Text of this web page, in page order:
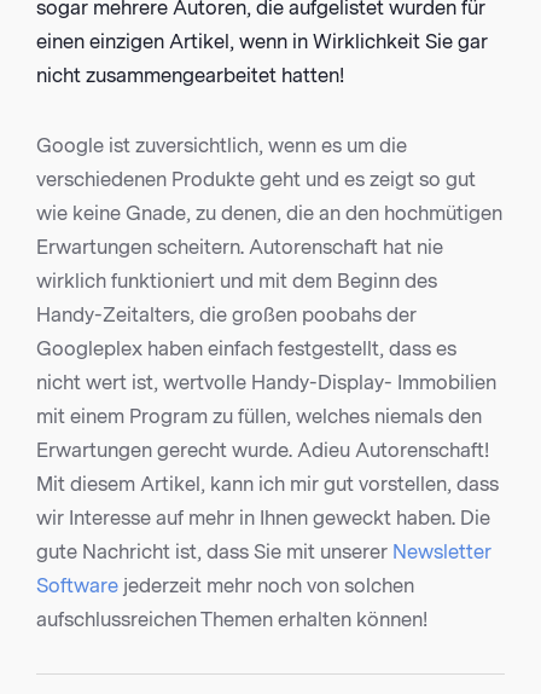
sogar mehrere Autoren, die aufgelistet wurden für
einen einzigen Artikel, wenn in Wirklichkeit Sie gar
nicht zusammengearbeitet hatten!
Google ist zuversichtlich, wenn es um die
verschiedenen Produkte geht und es zeigt so gut
wie keine Gnade, zu denen, die an den hochmütigen
Erwartungen scheitern. Autorenschaft hat nie
wirklich funktioniert und mit dem Beginn des
Handy-Zeitalters, die großen poobahs der
Googleplex haben einfach festgestellt, dass es
nicht wert ist, wertvolle Handy-Display- Immobilien
mit einem Program zu füllen, welches niemals den
Erwartungen gerecht wurde. Adieu Autorenschaft!
Mit diesem Artikel, kann ich mir gut vorstellen, dass
wir Interesse auf mehr in Ihnen geweckt haben. Die
gute Nachricht ist, dass Sie mit unserer Newsletter
Software jederzeit mehr noch von solchen
aufschlussreichen Themen erhalten können!